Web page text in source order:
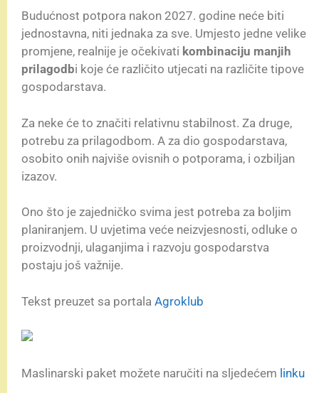
Budućnost potpora nakon 2027. godine neće biti
jednostavna, niti jednaka za sve. Umjesto jedne velike
promjene, realnije je očekivati kombinaciju manjih
prilagodbi koje će različito utjecati na različite tipove
gospodarstava.
Za neke će to značiti relativnu stabilnost. Za druge,
potrebu za prilagodbom. A za dio gospodarstava,
osobito onih najviše ovisnih o potporama, i ozbiljan
izazov.
Ono što je zajedničko svima jest potreba za boljim
planiranjem. U uvjetima veće neizvjesnosti, odluke o
proizvodnji, ulaganjima i razvoju gospodarstva
postaju još važnije.
Tekst preuzet sa portala Agroklub
Maslinarski paket možete naručiti na sljedećem linku